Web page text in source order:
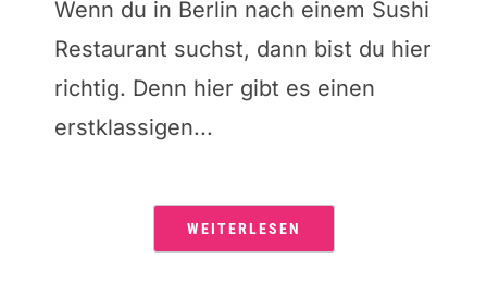
Wenn du in Berlin nach einem Sushi
Restaurant suchst, dann bist du hier
richtig. Denn hier gibt es einen
erstklassigen...
WEITERLESEN